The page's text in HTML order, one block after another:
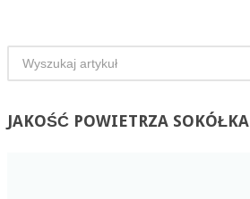
JAKOŚĆPOWIETRZA SOKÓŁKA